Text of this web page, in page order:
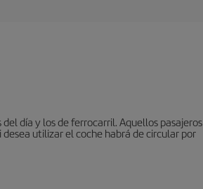
día y los de ferrocarril. Aquellos pasajeros
utilizar el coche habrá de circular por